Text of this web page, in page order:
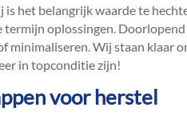
het belangrijk waarde te
termijn oplossingen.​ Doorlopend
minimaliseren.​ Wij staan klaar
in topconditie zijn!
voor herstel